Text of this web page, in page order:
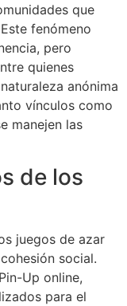
que
fenómeno
pero
quienes
anónima
vínculos como
manejen las
de los
juegos de azar
social.
Up online,
para el